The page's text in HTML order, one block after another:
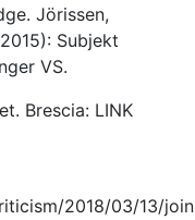
Jörissen,
Subjekt
VS.
Brescia: LINK
2018/03/13/